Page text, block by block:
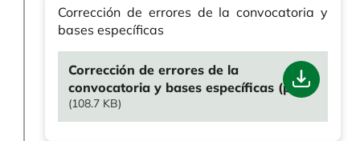
Corrección de errores de la convocatoria y
bases específicas
File
Corrección de errores de la
convocatoria y bases específicas (pdf)
(108.7 KB)